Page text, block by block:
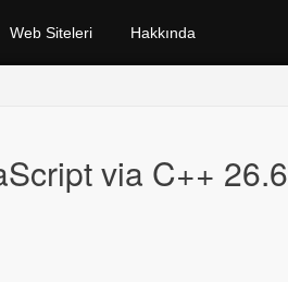
Web Siteleri Hakkında
via C++ 26.6